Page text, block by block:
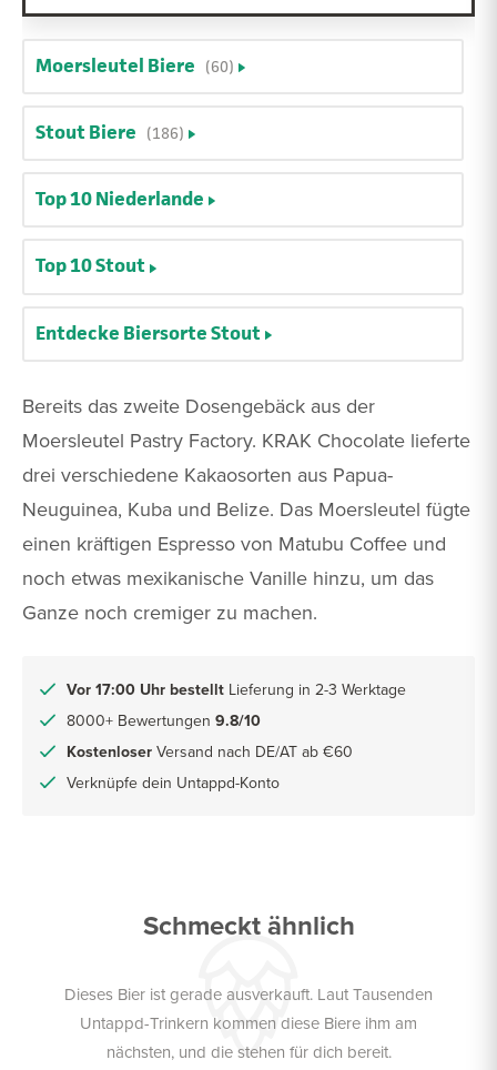
Bereits das zweite Dosengebäck aus der
Moersleutel Pastry Factory. KRAK Chocolate lieferte
drei verschiedene Kakaosorten aus Papua-
Neuguinea, Kuba und Belize. Das Moersleutel fügte
einen kräftigen Espresso von Matubu Coffee und
noch etwas mexikanische Vanille hinzu, um das
Ganze noch cremiger zu machen.
Vor 17:00 Uhr bestellt Lieferung in 2-3 Werktage
8000+ Bewertungen 9.8/10
Kostenloser Versand nach DE/AT ab €60
Verknüpfe dein Untappd-Konto
Moersleutel Biere (60)
Stout Biere (186)
Top 10 Niederlande
Top 10 Stout
Entdecke Biersorte Stout
Schmeckt ähnlich
Dieses Bier ist gerade ausverkauft. Laut Tausenden
Untappd-Trinkern kommen diese Biere ihm am
nächsten, und die stehen für dich bereit.